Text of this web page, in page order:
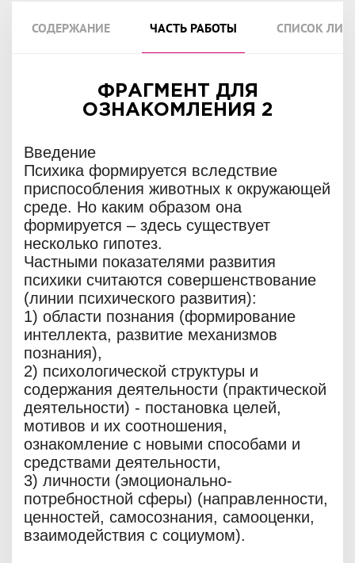
СОДЕРЖАНИЕ ЧАСТЬ РАБОТЫ СПИСОК
ФРАГМЕНТ ДЛЯ
ОЗНАКОМЛЕНИЯ 2
Введение
Психика формируется вследствие
приспособления животных к окружающей
среде. Но каким образом она
формируется – здесь существует
несколько гипотез.
Частными показателями развития
психики считаются совершенствование
(линии психического развития):
1) области познания (формирование
интеллекта, развитие механизмов
познания),
2) психологической структуры и
содержания деятельности (практической
деятельности) - постановка целей,
мотивов и их соотношения,
ознакомление с новыми способами и
средствами деятельности,
3) личности (эмоционально-
потребностной сферы) (направленности,
ценностей, самосознания, самооценки,
взаимодействия с социумом).